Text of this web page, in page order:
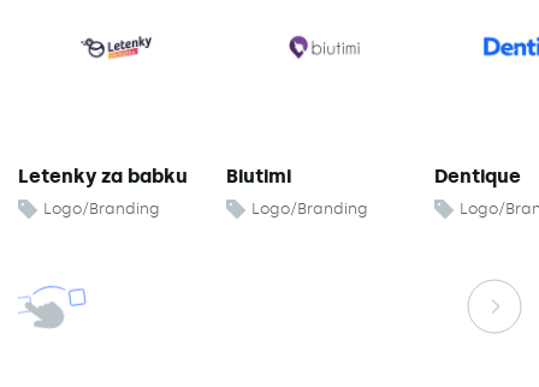
Letenky za babku
Logo/Branding
Biutimi
Logo/Branding
Dentique
Logo/